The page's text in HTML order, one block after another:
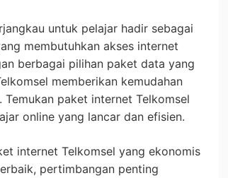
untuk pelajar hadir sebagai
membutuhkan akses internet
berbagai pilihan paket data yang
memberikan kemudahan
paket internet Telkomsel
online yang lancar dan efisien.
internet Telkomsel yang ekonomis
pertimbangan penting